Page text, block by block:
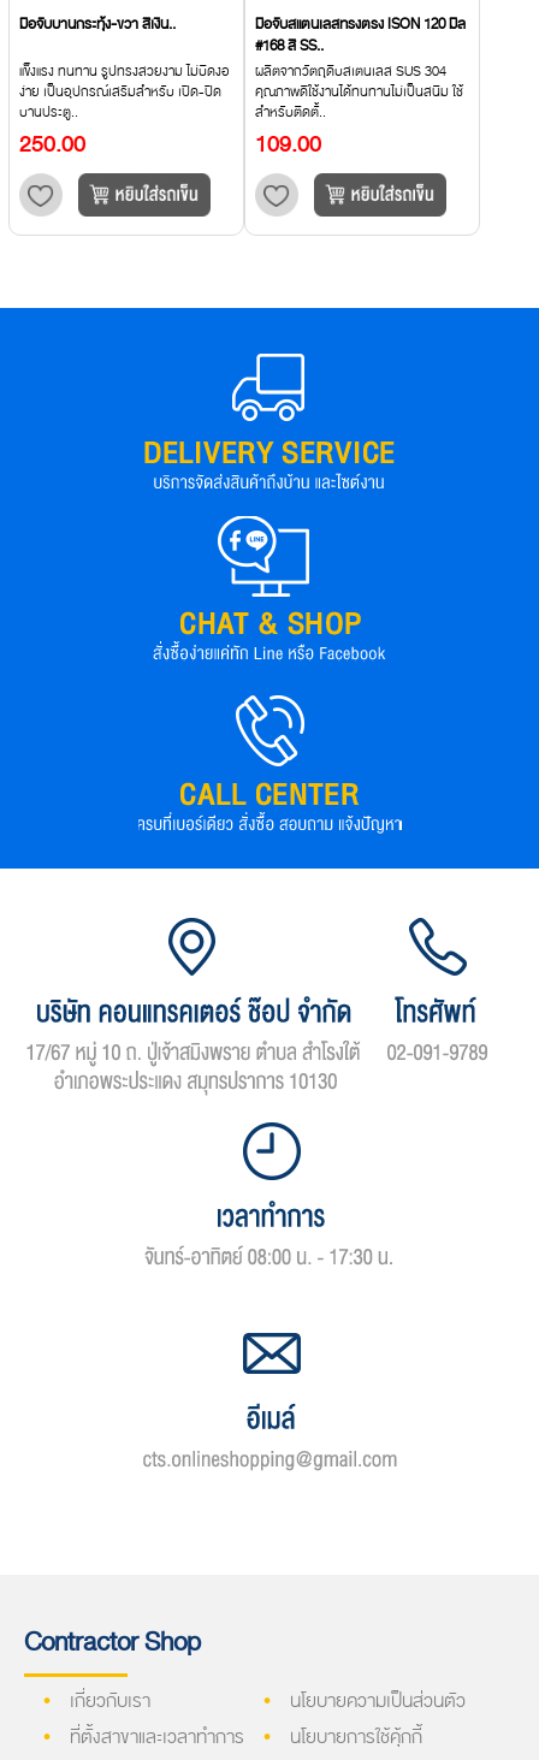
มือจับบานกระทุ้ง-ขวา สีเงิน..
แข็งแรง ทนทาน รูปทรงสวยงาม ไม่บิดงอ
ง่าย เป็นอุปกรณ์เสริมสำหรับ เปิด-ปิด
บานประตู..
250.00
มือจับสแตนเลสทรงตรง ISON 120 มิล
#168 สี SS..
ผลิตจากวัตถุดิบสเตนเลส SUS 304
คุณภาพดีใช้งานได้ทนทานไม่เป็นสนิม ใช้
สำหรับติดตั้..
109.00
Contractor Shop
เกี่ยวกับเรา
ที่ตั้งสาขาและเวลาทำการ
นโยบายความเป็นส่วนตัว
นโยบายการใช้คุ้กกี้